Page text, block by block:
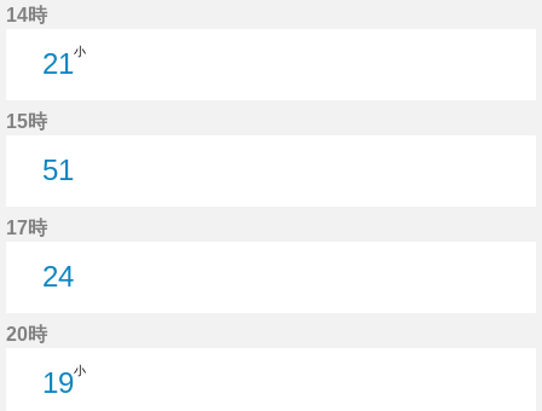
14時
21小
15時
51
17時
24
20時
19小